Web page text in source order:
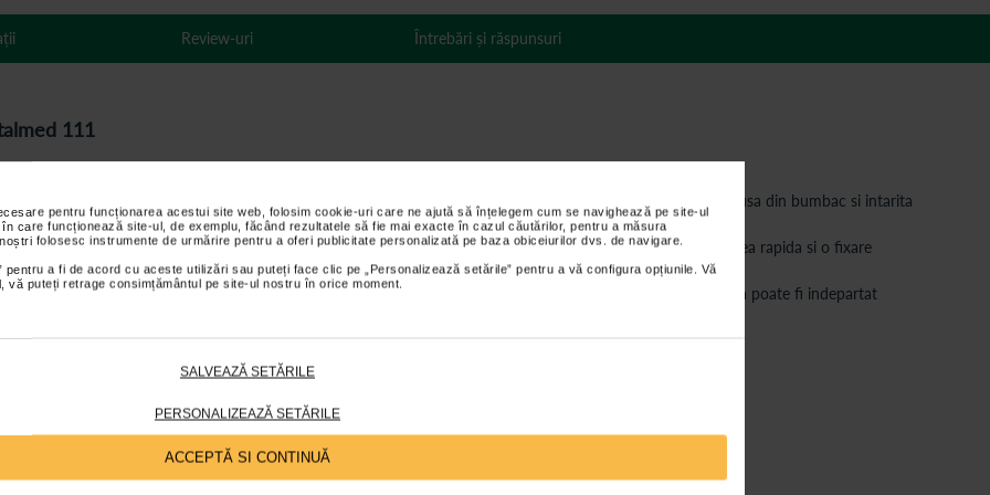
pentru funcționarea acestui site web, folosim cookie-uri care ne ajută să înțelegem cum se navighează pe site-ul
care funcționează site-ul, de exemplu, făcând rezultatele să fie mai exacte în cazul căutărilor, pentru a măsura
folosesc instrumente de urmărire pentru a oferi publicitate personalizată pe baza obiceiurilor dvs. de navigare.
pentru a fi de acord cu aceste utilizări sau puteți face clic pe „Personalizează setările” pentru a vă configura opțiunile. Vă
puteți retrage consimțământul pe site-ul nostru în orice moment.
SALVEAZĂ SETĂRILE
PERSONALIZEAZĂ SETĂRILE
ACCEPTĂ SI CONTINUĂ
111
pentru recuperare si protectie in afectiuni ale coloanei cervicale. Construita din burete moale acoperit cu husa din bumbac si intarita
sigura a gatului.
barbie, asigurand sustinere optima si reducand disconfortul. Inchiderea posterioara cu scai permite ajustarea rapida si o fixare
si vertebrele cervicale, fiind ideal in caz de intinderi musculare, traumatisme sau fracturi cervicale. Acesta poate fi indepartat
procesul de recuperare medicala.
din PVC.
Review-uri Întrebări și răspunsuri